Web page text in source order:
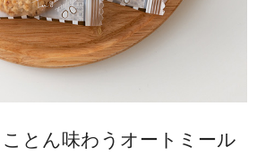
とん味わうオートミール